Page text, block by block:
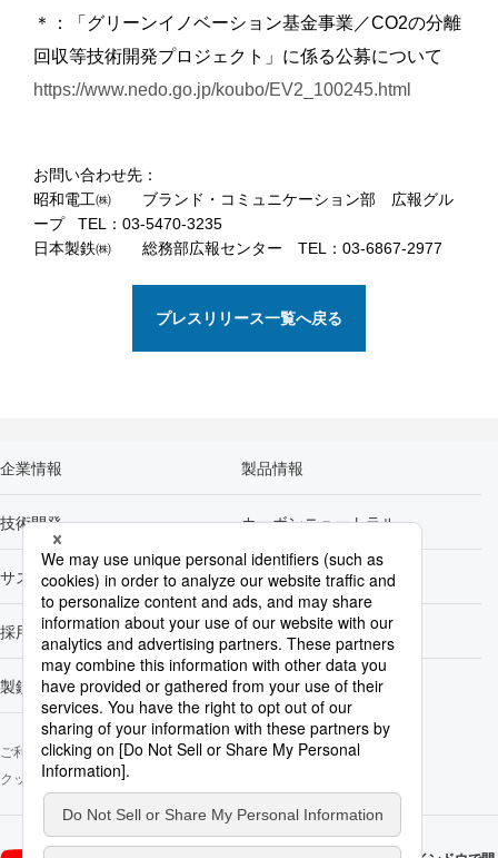
＊：「グリーンイノベーション基金事業／CO2の分離
回収等技術開発プロジェクト」に係る公募について
https://www.nedo.go.jp/koubo/EV2_100245.html
お問い合わせ先：
昭和電工㈱ ブランド・コミュニケーション部 広報グル
ープ TEL：03-5470-3235
日本製鉄㈱ 総務部広報センター TEL：03-6867-2977
プレスリリース一覧へ戻る
企業情報 製品情報
技術開発 カーボンニュートラル
サステナビリティ 株主・投資家情報
採用情報 Newsroom
製鉄所一覧
ご利用にあたってソーシャルメディアポリシー個人情報保護方針
クッキー使用について
日本製鉄
日本製鉄